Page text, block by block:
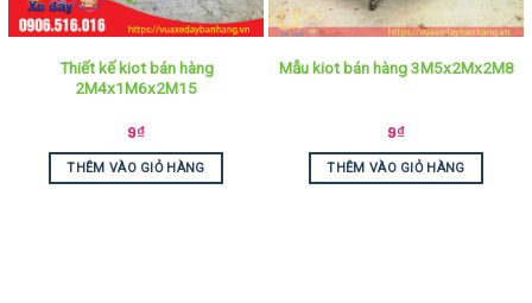
Thiết kế kiot bán hàng
2M4x1M6x2M15
9₫
THÊM VÀO GIỎ HÀNG
Mẫu kiot bán hàng 3M5x2Mx2M8
9₫
THÊM VÀO GIỎ HÀNG